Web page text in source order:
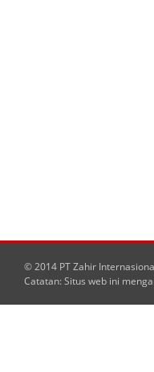
© 2014 PT Zahir
Catatan: Situs web ini